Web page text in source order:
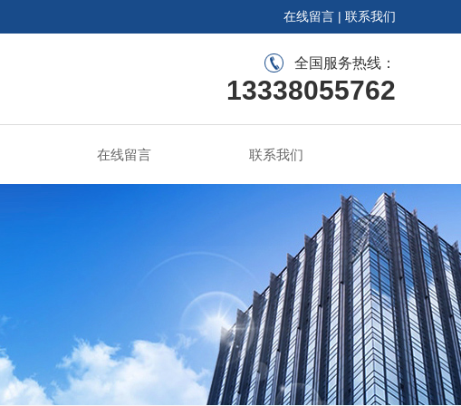
在线留言 | 联系我们
全国服务热线：
13338055762
在线留言 联系我们